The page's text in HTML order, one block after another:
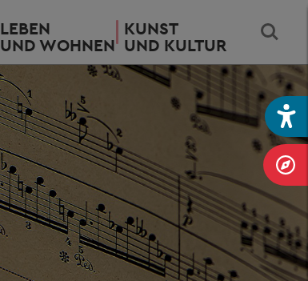
LEBEN
UND WOHNEN
KUNST
UND KULTUR